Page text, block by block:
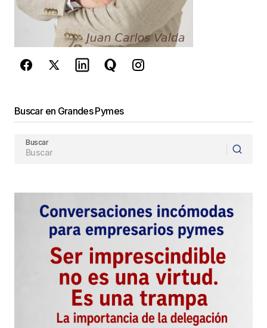
reCAPTCHA y la Política de
privacidad y los Términos del servicio
de Googlese aplican.
Buscar en Grandes Pymes
Buscar